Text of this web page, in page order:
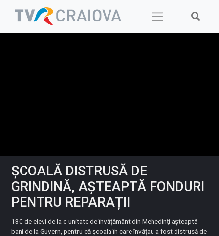
ȘCOALĂ DISTRUSĂ DE
GRINDINĂ, AȘTEAPTĂ FONDURI
PENTRU REPARAȚII
130 de elevi de la o unitate de învățământ din Mehedinți așteaptă
bani de la Guvern, pentru că școala în care învățau a fost distrusă de